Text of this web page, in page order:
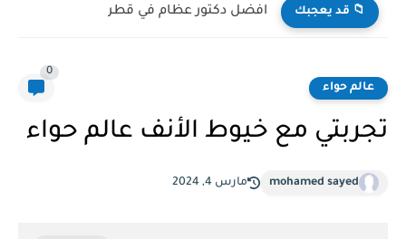
📁 قد يعجبك افضل دكتور عظام في قطر
عالم حواء
0
تجربتي مع خيوط الأنف عالم حواء
mohamed sayed مارس 4, 2024